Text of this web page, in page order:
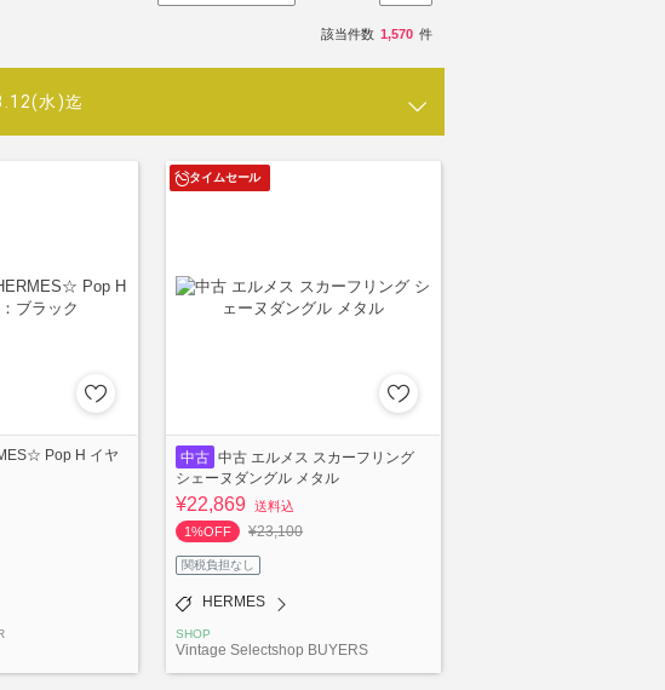
該当件数 1,570 件
水)迄
Pop H イヤ
タイムセール
中古 中古 エルメス スカーフリング
シェーヌダングル メタル
¥22,869 送料込
1%OFF
¥23,100
関税負担なし
HERMES
SHOP
Vintage Selectshop BUYERS